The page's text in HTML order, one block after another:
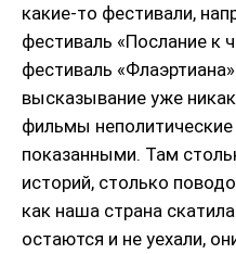
какие-то фестивали,
фестиваль «Послание к
фестиваль
высказывание уже
фильмы
показанными. Там
историй, столько
как наша страна
остаются и не уехали,